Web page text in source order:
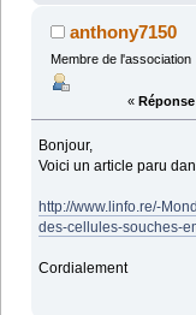
anthony7150
Membre de l'association
« Réponse
Bonjour,
Voici un article paru
http://www.linfo.re/-
des-cellules-souches-
Cordialement